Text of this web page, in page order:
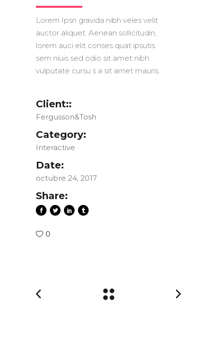
Lorem Ipsn gravida nibh veles velit
auctor aliquet. Aenean sollicitudin,
lorem auci elit conses quat ipsutis
sem niuis sed odio sit amet nibh
vulputate cursu s a sit amet mauris.
Client::
Fergusson&Tosh
Category:
Interactive
Date:
octubre 24, 2017
Share:
0